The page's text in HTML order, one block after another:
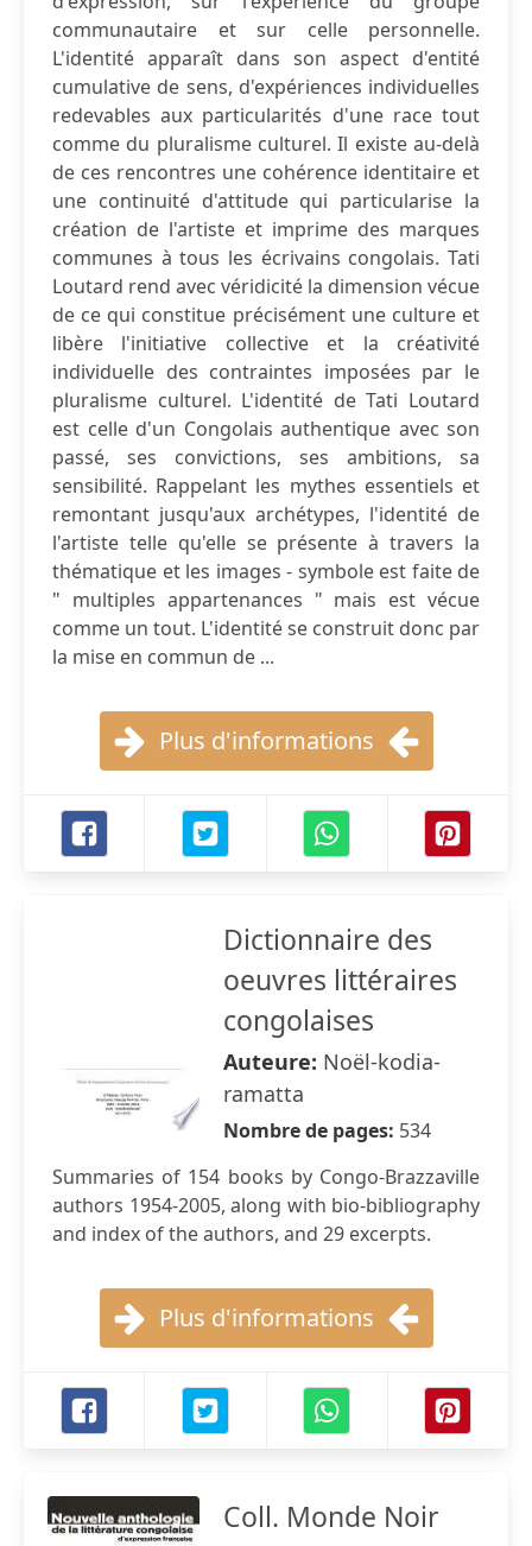
communautaire et sur celle personnelle.
L'identité apparaît dans son aspect d'entité
cumulative de sens, d'expériences individuelles
redevables aux particularités d'une race tout
comme du pluralisme culturel. Il existe au-delà
de ces rencontres une cohérence identitaire et
une continuité d'attitude qui particularise la
création de l'artiste et imprime des marques
communes à tous les écrivains congolais. Tati
Loutard rend avec véridicité la dimension vécue
de ce qui constitue précisément une culture et
libère l'initiative collective et la créativité
individuelle des contraintes imposées par le
pluralisme culturel. L'identité de Tati Loutard
est celle d'un Congolais authentique avec son
passé, ses convictions, ses ambitions, sa
sensibilité. Rappelant les mythes essentiels et
remontant jusqu'aux archétypes, l'identité de
l'artiste telle qu'elle se présente à travers la
thématique et les images - symbole est faite de
" multiples appartenances " mais est vécue
comme un tout. L'identité se construit donc par
la mise en commun de ...
Plus d'informations
Dictionnaire des
oeuvres littéraires
congolaises
Auteure: Noël-kodia-
ramatta
Nombre de pages: 534
Summaries of 154 books by Congo-Brazzaville
authors 1954-2005, along with bio-bibliography
and index of the authors, and 29 excerpts.
Plus d'informations
Coll. Monde Noir